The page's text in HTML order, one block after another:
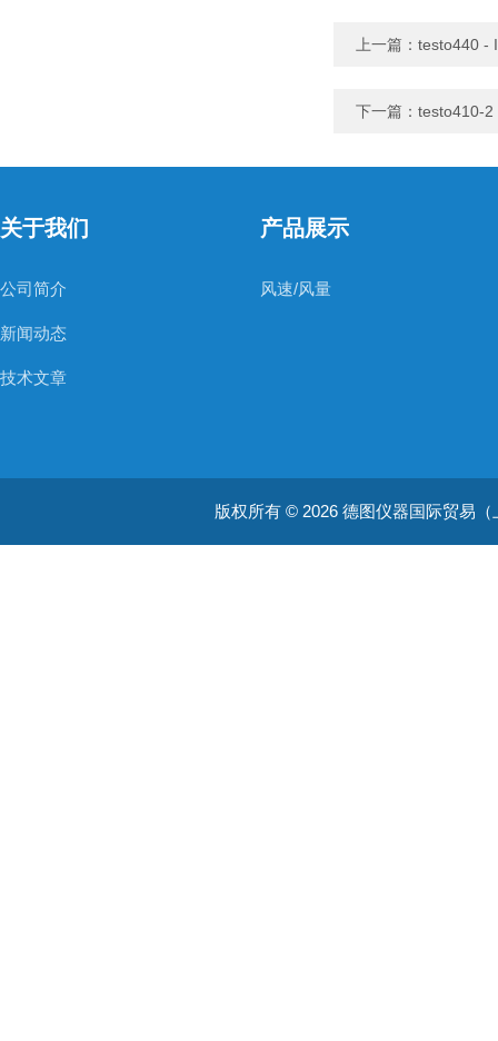
上一篇： testo440 -
下一篇： testo410-2
关于我们
公司简介
新闻动态
技术文章
产品展示
风速/风量
版权所有 © 2026 德图仪器国际贸易